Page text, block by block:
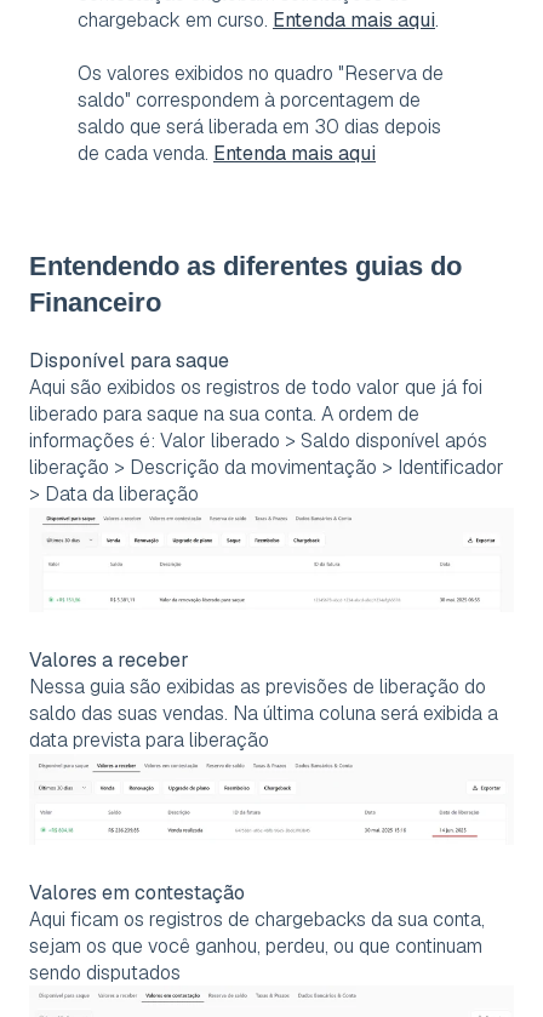
chargeback em curso. Entenda mais aqui.
Os valores exibidos no quadro "Reserva de
saldo" correspondem à porcentagem de
saldo que será liberada em 30 dias depois
de cada venda. Entenda mais aqui
Entendendo as diferentes guias do
Financeiro
Disponível para saque
Aqui são exibidos os registros de todo valor que já foi
liberado para saque na sua conta. A ordem de
informações é: Valor liberado > Saldo disponível após
liberação > Descrição da movimentação > Identificador
> Data da liberação
Valores a receber
Nessa guia são exibidas as previsões de liberação do
saldo das suas vendas. Na última coluna será exibida a
data prevista para liberação
Valores em contestação
Aqui ficam os registros de chargebacks da sua conta,
sejam os que você ganhou, perdeu, ou que continuam
sendo disputados